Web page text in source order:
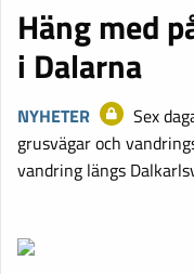
Häng med
i Dalarna
NYHETER
Sex
grusvägar och
vandring längs